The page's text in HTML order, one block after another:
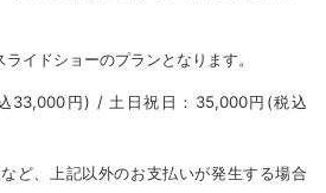
イドショーのプランとなります。
33,000円) / 土日祝日：35,000円(税込
ど、上記以外のお支払いが発生する場合